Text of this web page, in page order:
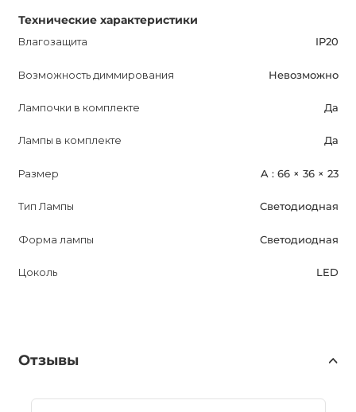
Технические характеристики
Влагозащита IP20
Возможность диммирования Невозможно
Лампочки в комплекте Да
Лампы в комплекте Да
Размер A : 66 × 36 × 23
Тип Лампы Светодиодная
Форма лампы Светодиодная
Цоколь LED
Отзывы